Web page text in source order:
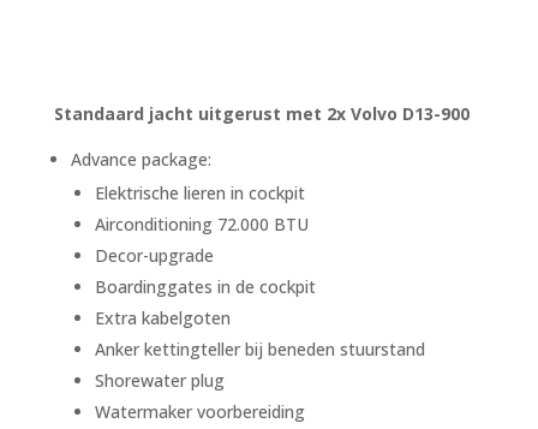
Standaard jacht uitgerust met 2x Volvo D13-900
Advance package:
Elektrische lieren in cockpit
Airconditioning 72.000 BTU
Decor-upgrade
Boardinggates in de cockpit
Extra kabelgoten
Anker kettingteller bij beneden stuurstand
Shorewater plug
Watermaker voorbereiding